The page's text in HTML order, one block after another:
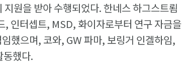
원을 받아 수행되었다. 한네스 하그스트룀
인터셉트, MSD, 화이자로부터 연구 자금을
했으며, 코와, GW 파마, 보링거 인겔하임,
동했다.